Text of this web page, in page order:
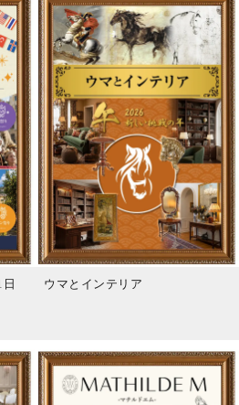
ウマとインテリア